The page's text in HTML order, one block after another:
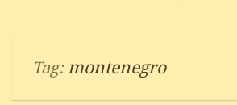
Tag:montenegro